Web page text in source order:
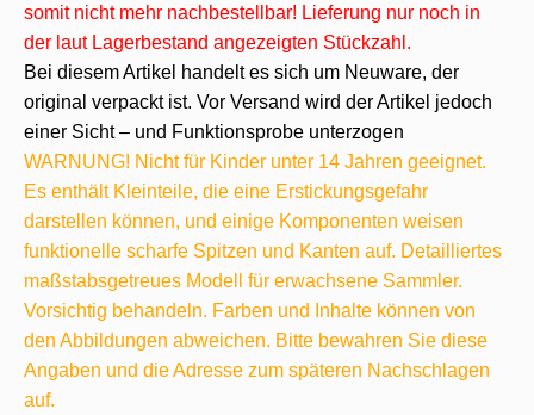
somit nicht mehr nachbestellbar! Lieferung nur noch in
der laut Lagerbestand angezeigten Stückzahl.
Bei diesem Artikel handelt es sich um Neuware, der
original verpackt ist. Vor Versand wird der Artikel jedoch
einer Sicht – und Funktionsprobe unterzogen
WARNUNG! Nicht für Kinder unter 14 Jahren geeignet.
Es enthält Kleinteile, die eine Erstickungsgefahr
darstellen können, und einige Komponenten weisen
funktionelle scharfe Spitzen und Kanten auf. Detailliertes
maßstabsgetreues Modell für erwachsene Sammler.
Vorsichtig behandeln. Farben und Inhalte können von
den Abbildungen abweichen. Bitte bewahren Sie diese
Angaben und die Adresse zum späteren Nachschlagen
auf.